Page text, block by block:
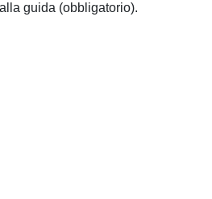
guida (obbligatorio).